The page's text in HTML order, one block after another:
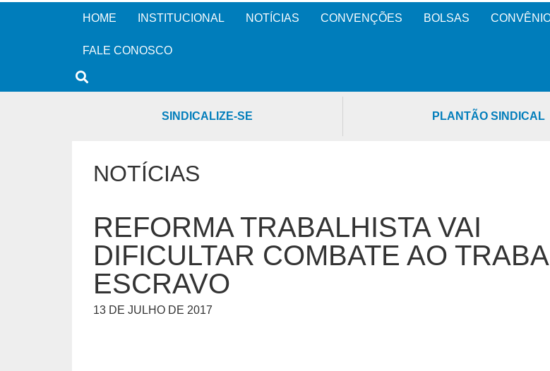
HOME INSTITUCIONAL NOTÍCIAS CONVENÇÕES BOLSAS
FALE CONOSCO
SINDICALIZE-SE PLANTÃO SINDICAL
NOTÍCIAS
REFORMA TRABALHISTA VAI
DIFICULTAR COMBATE AO
ESCRAVO
13 DE JULHO DE 2017